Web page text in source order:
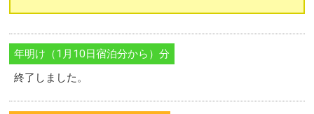
年明け（1月10日宿泊分から）分
終了しました。